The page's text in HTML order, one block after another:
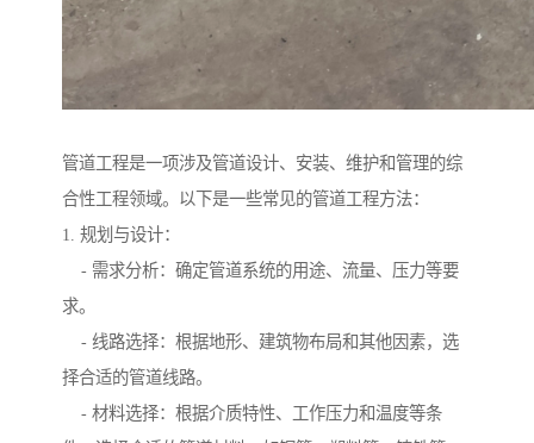
管道工程是一项涉及管道设计、安装、维护和管理的综
合性工程领域。以下是一些常见的管道工程方法：
1. 规划与设计：
- 需求分析：确定管道系统的用途、流量、压力等要
求。
- 线路选择：根据地形、建筑物布局和其他因素，选
择合适的管道线路。
- 材料选择：根据介质特性、工作压力和温度等条